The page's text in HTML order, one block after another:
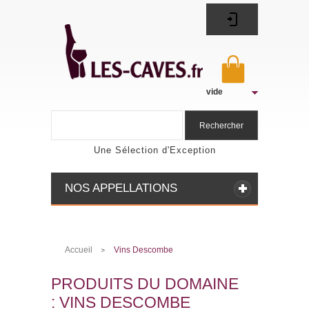
Une Sélection d'Exception
vide
NOS APPELLATIONS
Rechercher
Accueil
Vins Descombe
PRODUITS DU DOMAINE
: VINS DESCOMBE